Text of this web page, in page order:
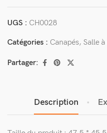
UGS : CH0028
Catégories : Canapés, Salle
Partager:
Description